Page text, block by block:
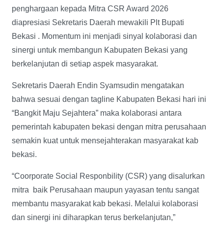
penghargaan kepada Mitra CSR Award 2026
diapresiasi Sekretaris Daerah mewakili Plt Bupati
Bekasi . Momentum ini menjadi sinyal kolaborasi dan
sinergi untuk membangun Kabupaten Bekasi yang
berkelanjutan di setiap aspek masyarakat.
Sekretaris Daerah Endin Syamsudin mengatakan
bahwa sesuai dengan tagline Kabupaten Bekasi hari ini
“Bangkit Maju Sejahtera” maka kolaborasi antara
pemerintah kabupaten bekasi dengan mitra perusahaan
semakin kuat untuk mensejahterakan masyarakat kab
bekasi.
“Coorporate Social Responbility (CSR) yang disalurkan
mitra baik Perusahaan maupun yayasan tentu sangat
membantu masyarakat kab bekasi. Melalui kolaborasi
dan sinergi ini diharapkan terus berkelanjutan,”